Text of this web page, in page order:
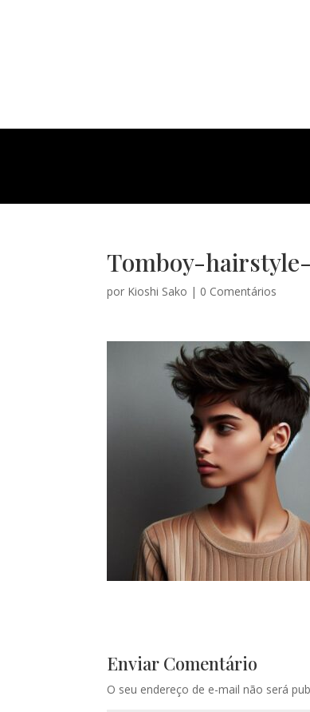
Tomboy-
por Kioshi Sako | 0 Comentários
Enviar Comentário
O seu endereço de e-mail não será